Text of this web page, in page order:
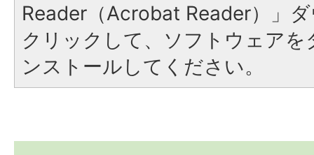
Reader（Acrobat Reader）」
クリックして、ソフトウェア
ンストールしてください。